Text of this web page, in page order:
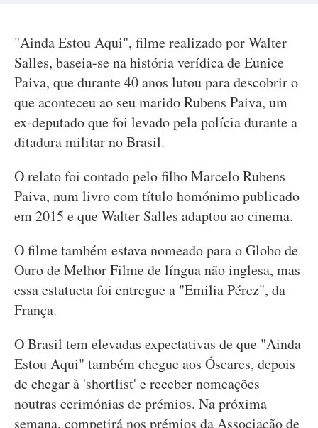
"Ainda Estou Aqui", filme realizado por Walter
Salles, baseia-se na história verídica de Eunice
Paiva, que durante 40 anos lutou para descobrir o
que aconteceu ao seu marido Rubens Paiva, um
ex-deputado que foi levado pela polícia durante a
ditadura militar no Brasil.
O relato foi contado pelo filho Marcelo Rubens
Paiva, num livro com título homónimo publicado
em 2015 e que Walter Salles adaptou ao cinema.
O filme também estava nomeado para o Globo de
Ouro de Melhor Filme de língua não inglesa, mas
essa estatueta foi entregue a "Emilia Pérez", da
França.
O Brasil tem elevadas expectativas de que "Ainda
Estou Aqui" também chegue aos Óscares, depois
de chegar à 'shortlist' e receber nomeações
noutras cerimónias de prémios. Na próxima
semana, competirá nos prémios da Associação de